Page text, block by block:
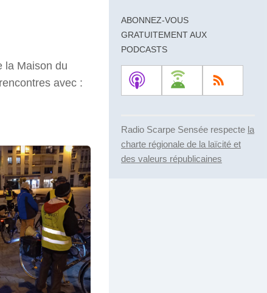
la Maison du
avec :
ABONNEZ-VOUS
GRATUITEMENT AUX
PODCASTS
Radio Scarpe Sensée respecte la
charte régionale de la laïcité et
des valeurs républicaines